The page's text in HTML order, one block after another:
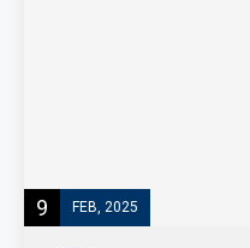
9 FEB, 2025